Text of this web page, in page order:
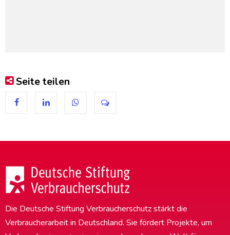
Seite teilen
Die Deutsche Stiftung Verbraucherschutz stärkt die
Verbraucherarbeit in Deutschland. Sie fördert Projekte, um